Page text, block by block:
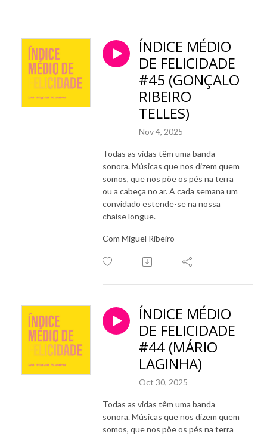
ÍNDICE MÉDIO
DE FELICIDADE
#45 (GONÇALO
RIBEIRO
TELLES)
Nov 4, 2025
Todas as vidas têm uma banda
sonora. Músicas que nos dizem quem
somos, que nos põe os pés na terra
ou a cabeça no ar. A cada semana um
convidado estende-se na nossa
chaise longue.
Com Miguel Ribeiro
ÍNDICE MÉDIO
DE FELICIDADE
#44 (MÁRIO
LAGINHA)
Oct 30, 2025
Todas as vidas têm uma banda
sonora. Músicas que nos dizem quem
somos, que nos põe os pés na terra